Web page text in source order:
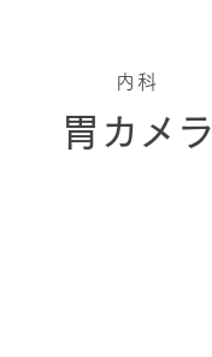
胃カメラ
内科